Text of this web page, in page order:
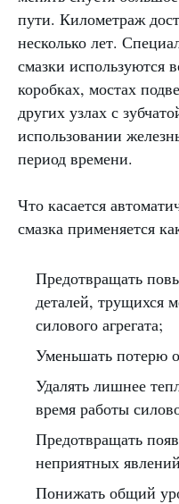
пути. Километраж
несколько лет.
смазки используются
коробках, мостах
других узлах с
использовании
период времени.
Что касается
смазка применяется
Предотвращать
деталей, трущихся
силового агрегата;
Уменьшать потерю
Удалять лишнее
время работы
Предотвращать
неприятных
Понижать общий